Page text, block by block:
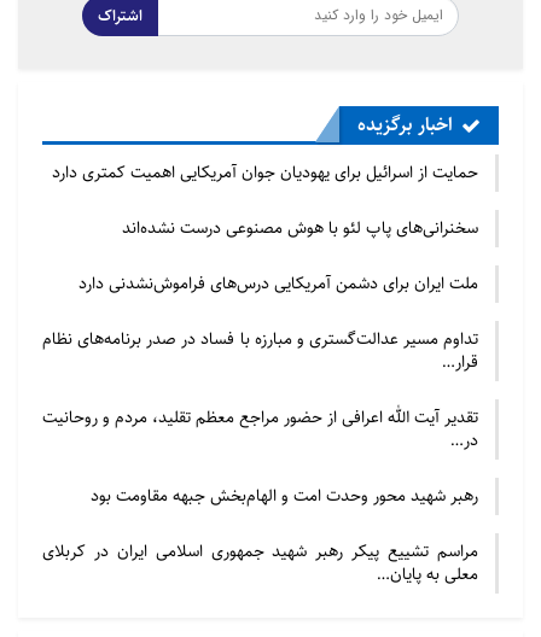
اشتراک
اخبار برگزیده
حمایت از اسرائیل برای یهودیان جوان آمریکایی اهمیت کمتری دارد
سخنرانی‌های پاپ لئو با هوش مصنوعی درست نشده‌اند
ملت ایران برای دشمن آمریکایی درس‌های فراموش‌نشدنی دارد
تداوم مسیر عدالت‌گستری و مبارزه با فساد در صدر برنامه‌های نظام
قرار…
تقدیر آیت الله اعرافی از حضور مراجع معظم تقلید، مردم و روحانیت
در…
رهبر شهید محور وحدت امت و الهام‌بخش جبهه مقاومت بود
مراسم تشییع پیکر رهبر شهید جمهوری اسلامی ایران در کربلای
معلی به پایان…